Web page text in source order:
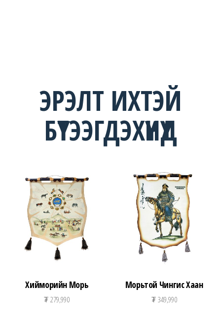
ЭРЭЛТ ИХТЭЙ
БҮТЭЭГДЭХҮҮНҮҮД
Хийморийн Морь
₮279,990
Морьтой Чингис Хаан
₮349,990